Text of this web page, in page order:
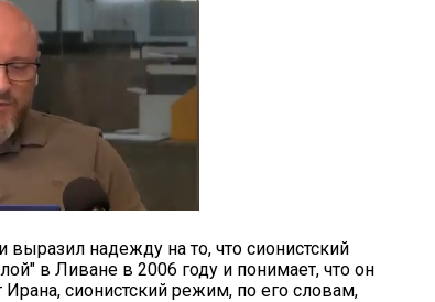
надежду на то, что сионистский
в Ливане в 2006 году и понимает, что он
сионистский режим, по его словам,